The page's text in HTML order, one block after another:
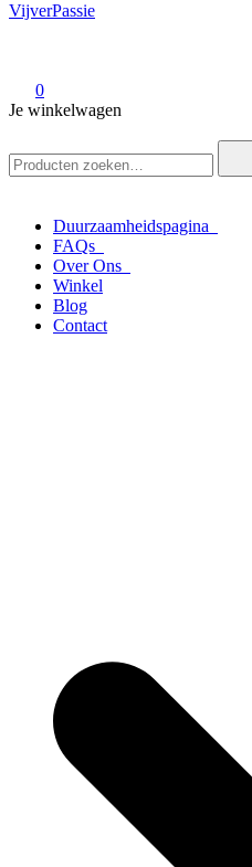
VijverPassie
0
Je winkelwagen
naar:
Duurzaamheidspagina
FAQs
Over Ons
Winkel
Blog
Contact